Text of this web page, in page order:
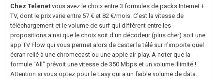
Chez Telenet vous avez le choix entre 3 formules de packs Internet +
TV, dont le prix varie entre 57 € et 82 €/mois. C’est la vitesse de
téléchargement et le volume de surf qui diffèrent entre les
propositions ainsi que le choix soit d'un décodeur (plus cher) soit une
app TV Flow qui vous permet alors de caster la télé sur n'importe quel
écran relié à une chromecast ou une apple air play. A noter que la
formule "All" prévoit une vitesse de 350 Mbps et un volume illimité !
Attention si vous optez pour le Easy qui a un faible volume de data.